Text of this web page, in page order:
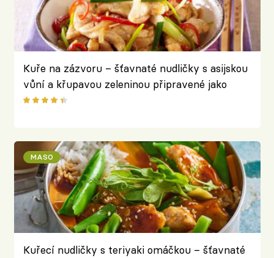
Kuře na zázvoru – šťavnaté nudličky s asijskou
vůní a křupavou zeleninou připravené jako
bleskové stir-fry
MASO
Kuřecí nudličky s teriyaki omáčkou – šťavnaté